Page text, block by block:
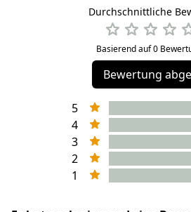
Durchschnittliche
Basierend auf 0
Bewertung
5
4
3
2
1